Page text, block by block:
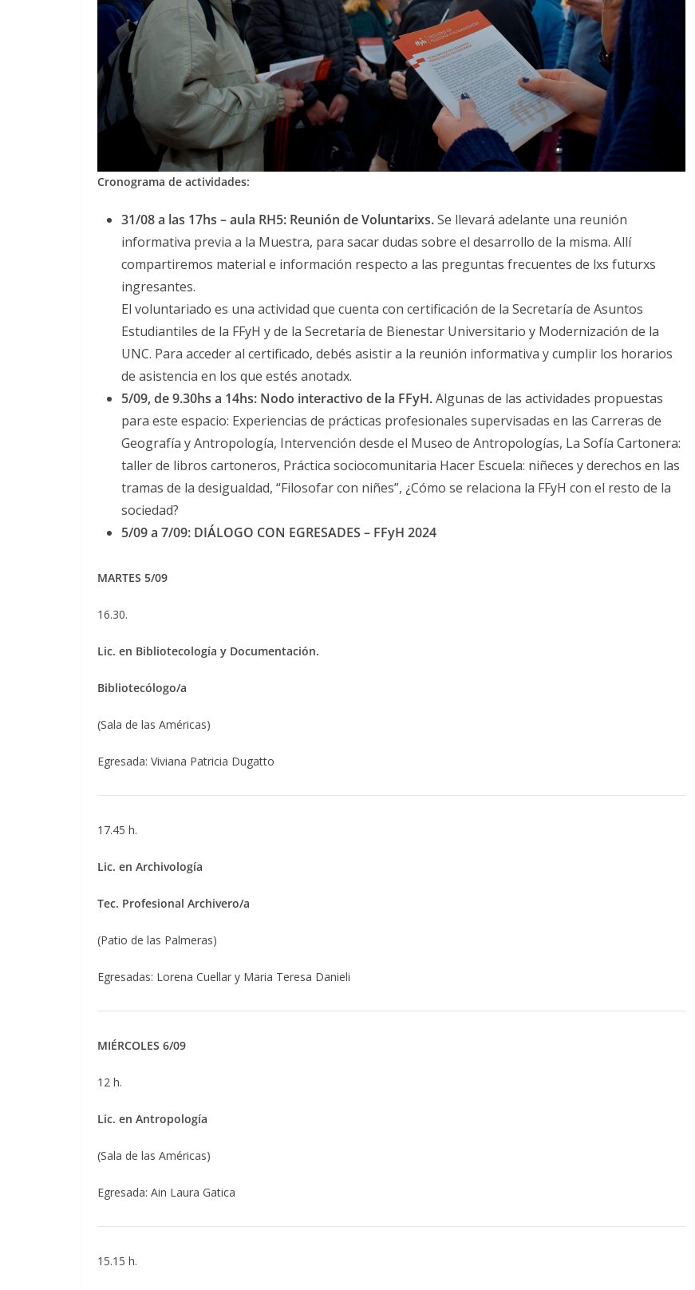
Cronograma de actividades:
31/08 a las 17hs – aula RH5: Reunión de Voluntarixs.Se llevará adelante una reunión
informativa previa a la Muestra, para sacar dudas sobre el desarrollo de la misma. Allí
compartiremos material e información respecto a las preguntas frecuentes de lxs futurxs
ingresantes.
El voluntariado es una actividad que cuenta con certificación de la Secretaría de Asuntos
Estudiantiles de la FFyH y de la Secretaría de Bienestar Universitario y Modernización de la
UNC. Para acceder al certificado, debés asistir a la reunión informativa y cumplir los horarios
de asistencia en los que estés anotadx.
5/09, de 9.30hs a 14hs: Nodo interactivo de la FFyH.Algunas de las actividades propuestas
para este espacio: Experiencias de prácticas profesionales supervisadas en las Carreras de
Geografía y Antropología, Intervención desde el Museo de Antropologías, La Sofía Cartonera:
taller de libros cartoneros, Práctica sociocomunitaria Hacer Escuela: niñeces y derechos en las
tramas de la desigualdad, “Filosofar con niñes”, ¿Cómo se relaciona la FFyH con el resto de la
sociedad?
5/09 a 7/09: DIÁLOGO CON EGRESADES – FFyH 2024
MARTES 5/09
16.30.
Lic. en Bibliotecología y Documentación.
Bibliotecólogo/a
(Sala de las Américas)
Egresada: Viviana Patricia Dugatto
17.45 h.
Lic. en Archivología
Tec. Profesional Archivero/a
(Patio de las Palmeras)
Egresadas: Lorena Cuellar y Maria Teresa Danieli
MIÉRCOLES 6/09
12 h.
Lic. en Antropología
(Sala de las Américas)
Egresada: Ain Laura Gatica
15.15 h.